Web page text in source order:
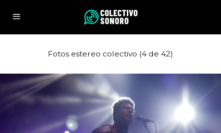
Fotos estereo colectivo (4 de 42)